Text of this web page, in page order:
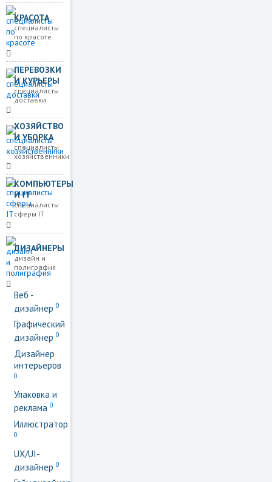
КРАСОТА
специалисты
по красоте
ПЕРЕВОЗКИ
И КУРЬЕРЫ
специалисты
доставки
ХОЗЯЙСТВО
И УБОРКА
специалисты
хозяйственники
КОМПЬЮТЕРЫ
И IT
специалисты
сферы IT
ДИЗАЙНЕРЫ
дизайн и
полиграфия
Веб -
дизайнер0
Графический
дизайнер0
Дизайнер
интерьеров
0
Упаковка и
реклама0
Иллюстратор
0
UX/UI-
дизайнер0